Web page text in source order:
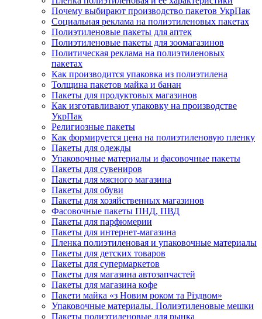
Почему выбирают производство пакетов УкрПак
Социальная реклама на полиэтиленовых пакетах
Полиэтиленовые пакеты для аптек
Полиэтиленовые пакеты для зоомагазинов
Политическая реклама на полиэтиленовых
пакетах
Как производится упаковка из полиэтилена
Толщина пакетов майка и банан
Пакеты для продуктовых магазинов
Как изготавливают упаковку на производстве
УкрПак
Религиозные пакеты
Как формируется цена на полиэтиленовую пленку
Пакеты для одежды
Упаковочные материалы и фасовочные пакеты
Пакеты для сувениров
Пакеты для мясного магазина
Пакеты для обуви
Пакеты для хозяйственных магазинов
Фасовочные пакеты ПНД, ПВД
Пакеты для парфюмерии
Пакеты для интернет-магазина
Пленка полиэтиленовая и упаковочные материалы
Пакеты для детских товаров
Пакеты для супермаркетов
Пакеты для магазина автозапчастей
Пакеты для магазина кофе
Пакети майка «з Новим роком та Різдвом»
Упаковочные материалы. Полиэтиленовые мешки
Пакеты полиэтиленовые для рынка